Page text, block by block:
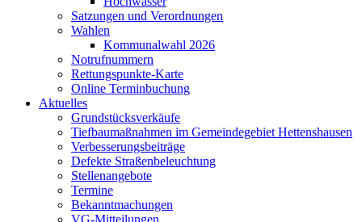
Satzungen und Verordnungen
Wahlen
Kommunalwahl 2026
Notrufnummern
Rettungspunkte-Karte
Online Terminbuchung
Aktuelles
Grundstücksverkäufe
Tiefbaumaßnahmen im Gemeindegebiet Hettenshausen
Verbesserungsbeiträge
Defekte Straßenbeleuchtung
Stellenangebote
Termine
Bekanntmachungen
VG-Mitteilungen